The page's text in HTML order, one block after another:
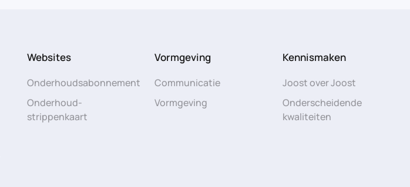
Websites
Onderhoudsabonnement
Onderhoud-
strippenkaart
Vormgeving
Communicatie
Vormgeving
Kennismaken
Joost over Joost
Onderscheidende
kwaliteiten